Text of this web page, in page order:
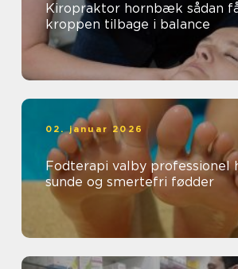
Kiropraktor hornbæk sådan får du
kroppen tilbage i balance
02. januar 2026
Fodterapi valby professionel hjælp til
sunde og smertefri fødder